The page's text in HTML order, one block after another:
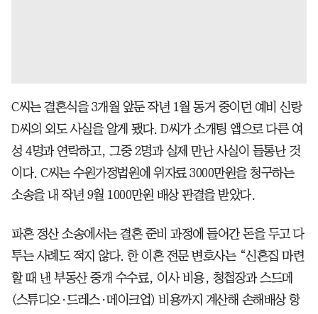
C씨는 결혼식을 3개월 앞둔 작년 1월 동거 중이던 예비 신랑
D씨의 외도 사실을 알게 됐다. D씨가 소개팅 앱으로 다른 여
성 4명과 연락하고, 그중 2명과 실제 만난 사실이 들통난 것
이다. C씨는 수원가정법원에 위자료 3000만원을 청구하는
소송을 내 작년 9월 1000만원 배상 판결을 받았다.
파혼 정산 소송에서는 결혼 준비 과정에 들어간 돈을 두고 다
투는 사례도 적지 않다. 한 이혼 전문 변호사는 “신혼집 마련
할 때 낸 부동산 중개 수수료, 이사 비용, 청첩장과 스드메
(스튜디오·드레스·메이크업) 비용까지 계산해 손해배상 항